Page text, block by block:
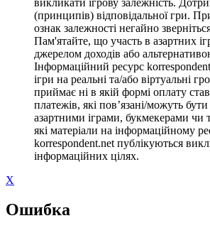
(принципів) відповідальної гри.
ознак залежності негайно
Пам'ятайте, що участь в азартних
джерелом доходів або
Інформаційний ресурс
ігри на реальні та/або віртуальні
приймає ні в якій формі оплату
платежів, які пов’язані/можуть бути
азартними іграми, букмекерами чи
які матеріали на інформаційному
korrespondent.net публікуються
інформаційних цілях.
X
Ошибка